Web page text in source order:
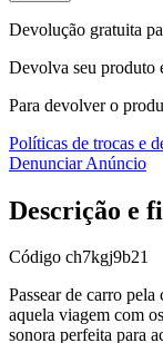
Devolução gratuita
Devolva seu produto
Para devolver o
Políticas de trocas e
Denunciar Anúncio
Descrição e
Código ch7kgj9b21
Passear de carro
aquela viagem com
sonora perfeita para